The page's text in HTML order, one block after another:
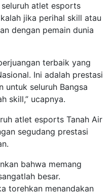
atlet esports
jika perihal skill atau
dengan pemain dunia
terbaik yang
Ini adalah prestasi
untuk seluruh Bangsa
skill,” ucapnya.
atlet esports Tanah Air
segudang prestasi
bahwa memang
besar.
torehkan menandakan